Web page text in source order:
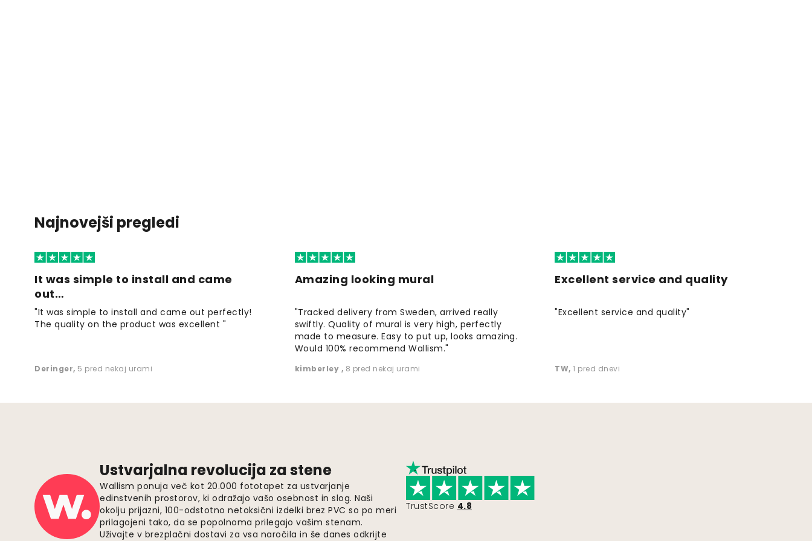
Najnovejši pregledi
It was simple to install and came
out…
"It was simple to install and came out perfectly!
The quality on the product was excellent "
Deringer, 5 pred nekaj urami
Amazing looking mural
"Tracked delivery from Sweden, arrived really
swiftly. Quality of mural is very high, perfectly
made to measure. Easy to put up, looks amazing.
Would 100% recommend Wallism."
kimberley , 8 pred nekaj urami
Excellent service and quality
"Excellent service and quality"
TW, 1 pred dnevi
Ustvarjalna revolucija za stene
Wallism ponuja več kot 20.000 fototapet za ustvarjanje
edinstvenih prostorov, ki odražajo vašo osebnost in slog. Naši
okolju prijazni, 100-odstotno netoksični izdelki brez PVC so po meri
prilagojeni tako, da se popolnoma prilegajo vašim stenam.
Uživajte v brezplačni dostavi za vsa naročila in še danes odkrijte
TrustScore 4.8